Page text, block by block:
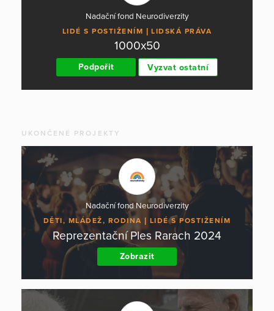
Nadační fond Neurodiverzity
LIDÉ S POSTIŽENÍM LIDSKÁ PRÁVA
1000x50
Podpořit Vyzvat ostatní
UKONČENÉ PROJEKTY
Nadační fond Neurodiverzity
DĚTI, MLÁDEŽ, RODINA LIDÉ S POSTIŽENÍM
Reprezentační Ples Rarach 2024
Zobrazit